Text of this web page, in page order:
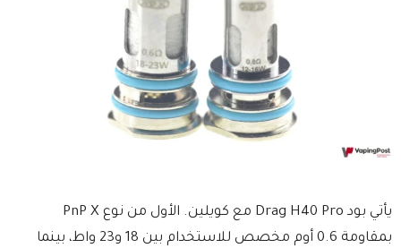
يأتي بود Drag H40 Pro مع كويلين. الأول من نوع PnP X
بمقاومة 0.6 أوم مخصص للاستخدام بين 18 و23 واط، بينما